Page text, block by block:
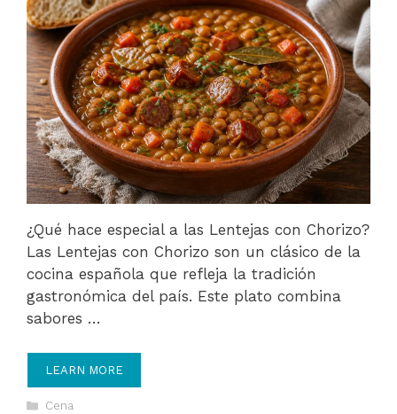
¿Qué hace especial a las Lentejas con Chorizo?
Las Lentejas con Chorizo son un clásico de la
cocina española que refleja la tradición
gastronómica del país. Este plato combina
sabores …
LEARN MORE
Categories
Cena